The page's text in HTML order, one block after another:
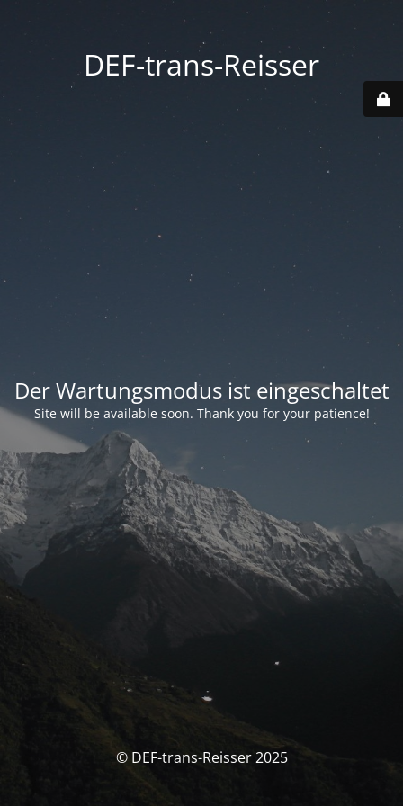
DEF-trans-Reisser
Der Wartungsmodus ist eingeschaltet
Site will be available soon. Thank you for your patience!
© DEF-trans-Reisser 2025